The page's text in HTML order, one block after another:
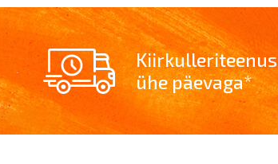
Kiirkulleriteenus
ühe päevaga*